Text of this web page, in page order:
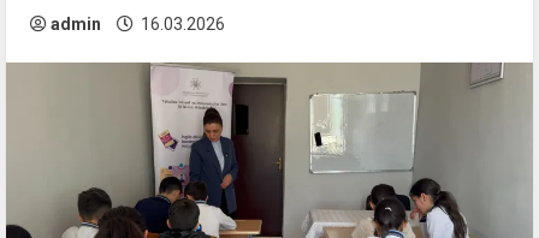
admin 16.03.2026